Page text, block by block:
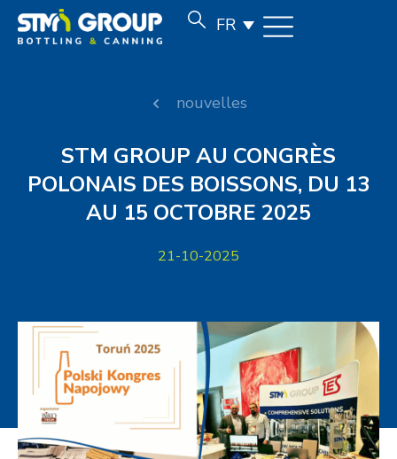
FR
nouvelles
STM GROUP AU CONGRÈS
POLONAIS DES BOISSONS, DU 13
AU 15 OCTOBRE 2025
21-10-2025